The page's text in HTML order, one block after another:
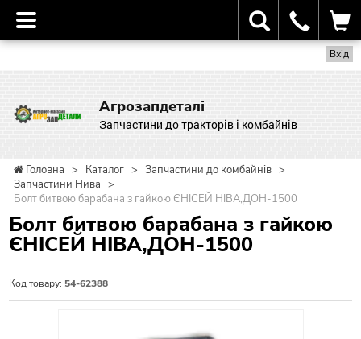
Вхід
Агрозапдеталі
Запчастини до тракторів і комбайнів
Головна > Каталог > Запчастини до комбайнів >
Запчастини Нива >
Болт битвою барабана з гайкою ЄНІСЕЙ НІВА,ДОН-1500
Болт битвою барабана з гайкою
ЄНІСЕЙ НІВА,ДОН-1500
Код товару: 54-62388